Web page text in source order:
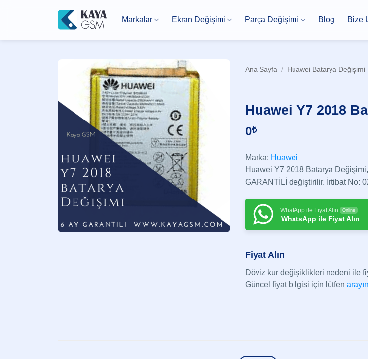
Markalar Ekran Değişimi Parça Değişimi Blog Bize
Ana Sayfa / Huawei Batarya Değişimi
Huawei Y7 2018
0₺
Marka: Huawei
Huawei Y7 2018 Batarya
GARANTİLİ değiştirilir. İrtibat No:
WhatApp ile Fiyat Alın Online
WhatsApp ile Fiyat Alın
Fiyat Alın
Döviz kur değişiklikleri nedeni ile
Güncel fiyat bilgisi için lütfen arayın